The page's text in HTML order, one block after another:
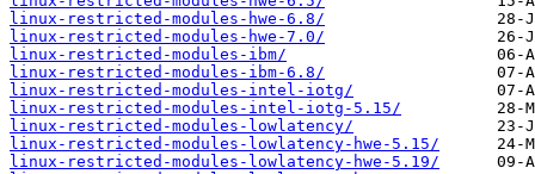
linux-restricted-modules-hwe-6.8/
linux-restricted-modules-hwe-7.0/
linux-restricted-modules-ibm/
linux-restricted-modules-ibm-6.8/
linux-restricted-modules-intel-iotg/
linux-restricted-modules-intel-iotg-5.15/
linux-restricted-modules-lowlatency/
linux-restricted-modules-lowlatency-hwe-5.15/
linux-restricted-modules-lowlatency-hwe-5.19/